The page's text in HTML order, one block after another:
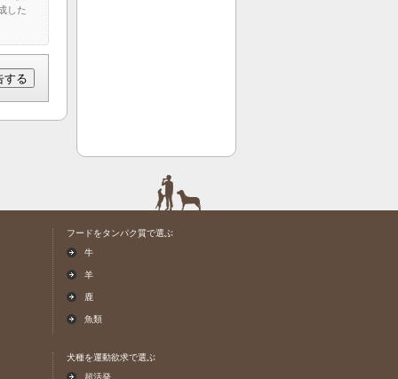
した
フードをタンパク質で選ぶ
牛
羊
鹿
魚類
犬種を運動欲求で選ぶ
超活発